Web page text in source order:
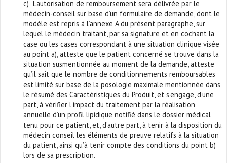
c) L’autorisation de remboursement sera délivrée par le
médecin-conseil sur base d’un formulaire de demande, dont le
modèle est repris à l’annexe A du présent paragraphe, sur
lequel le médecin traitant, par sa signature et en cochant la
case ou les cases correspondant à une situation clinique visée
au point a), atteste que le patient concerné se trouve dans la
situation susmentionnée au moment de la demande, atteste
qu’il sait que le nombre de conditionnements remboursables
est limité sur base de la posologie maximale mentionnée dans
le résumé des Caractéristiques du Produit, et s’engage, d’une
part, à vérifier l’impact du traitement par la réalisation
annuelle d’un profil lipidique notifié dans le dossier médical
tenu pour ce patient, et, d’autre part, à tenir à la disposition du
médecin conseil les éléments de preuve relatifs à la situation
du patient, ainsi qu’à tenir compte des conditions du point b)
lors de sa prescription.